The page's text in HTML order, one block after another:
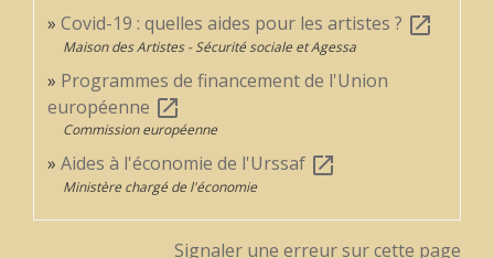
Covid-19 : quelles aides pour les artistes ? open_in_new
Maison des Artistes - Sécurité sociale et Agessa
Programmes de financement de l'Union
européenne open_in_new
Commission européenne
Aides à l'économie de l'Urssaf open_in_new
Ministère chargé de l'économie
Signaler une erreur sur cette page